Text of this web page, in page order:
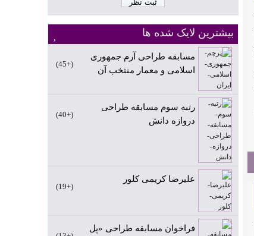
بیشترین لایک شده ها
مسابقه طراحی آرم جمهوری
اسلامی و معمار منتخب آن
+45
رتبه سوم مسابقه طراحی
دروازه دانش
+40
علیرضا کریمی کلور
+19
فراخوان مسابقه طراحی «پل